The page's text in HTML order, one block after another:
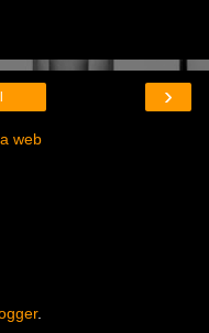
›
web
.